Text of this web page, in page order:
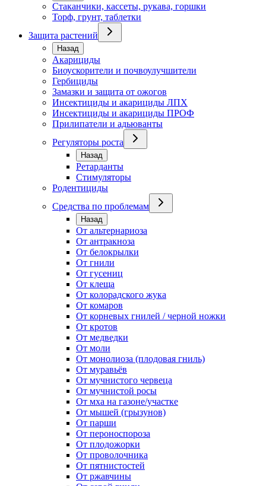
Стаканчики, кассеты, рукава, горшки
Торф, грунт, таблетки
Защита растений
Назад
Акарициды
Биоускорители и почвоулучшители
Гербициды
Замазки и защита от ожогов
Инсектициды и акарициды ЛПХ
Инсектициды и акарициды ПРОФ
Прилипатели и адьюванты
Регуляторы роста
Назад
Ретарданты
Стимуляторы
Родентициды
Средства по проблемам
Назад
От альтернариоза
От антракноза
От белокрылки
От гнили
От гусениц
От клеща
От колорадского жука
От комаров
От корневых гнилей / черной ножки
От кротов
От медведки
От моли
От монолиоза (плодовая гниль)
От муравьёв
От мучнистого червеца
От мучнистой росы
От мха на газоне/участке
От мышей (грызунов)
От парши
От пероноспороза
От плодожорки
От проволочника
От пятнистостей
От ржавчины